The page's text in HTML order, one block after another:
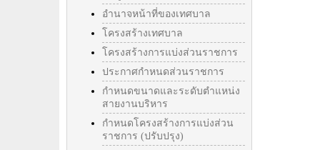
อำนาจหน้าที่ของเทศบาล
โครงสร้างเทศบาล
โครงสร้างการแบ่งส่วนราชการ
ประกาศกำหนดส่วนราชการ
กำหนดขนาดและระดับตำแหน่ง
สายงานบริหาร
กำหนดโครงสร้างการแบ่งส่วน
ราชการ (ปรับปรุง)